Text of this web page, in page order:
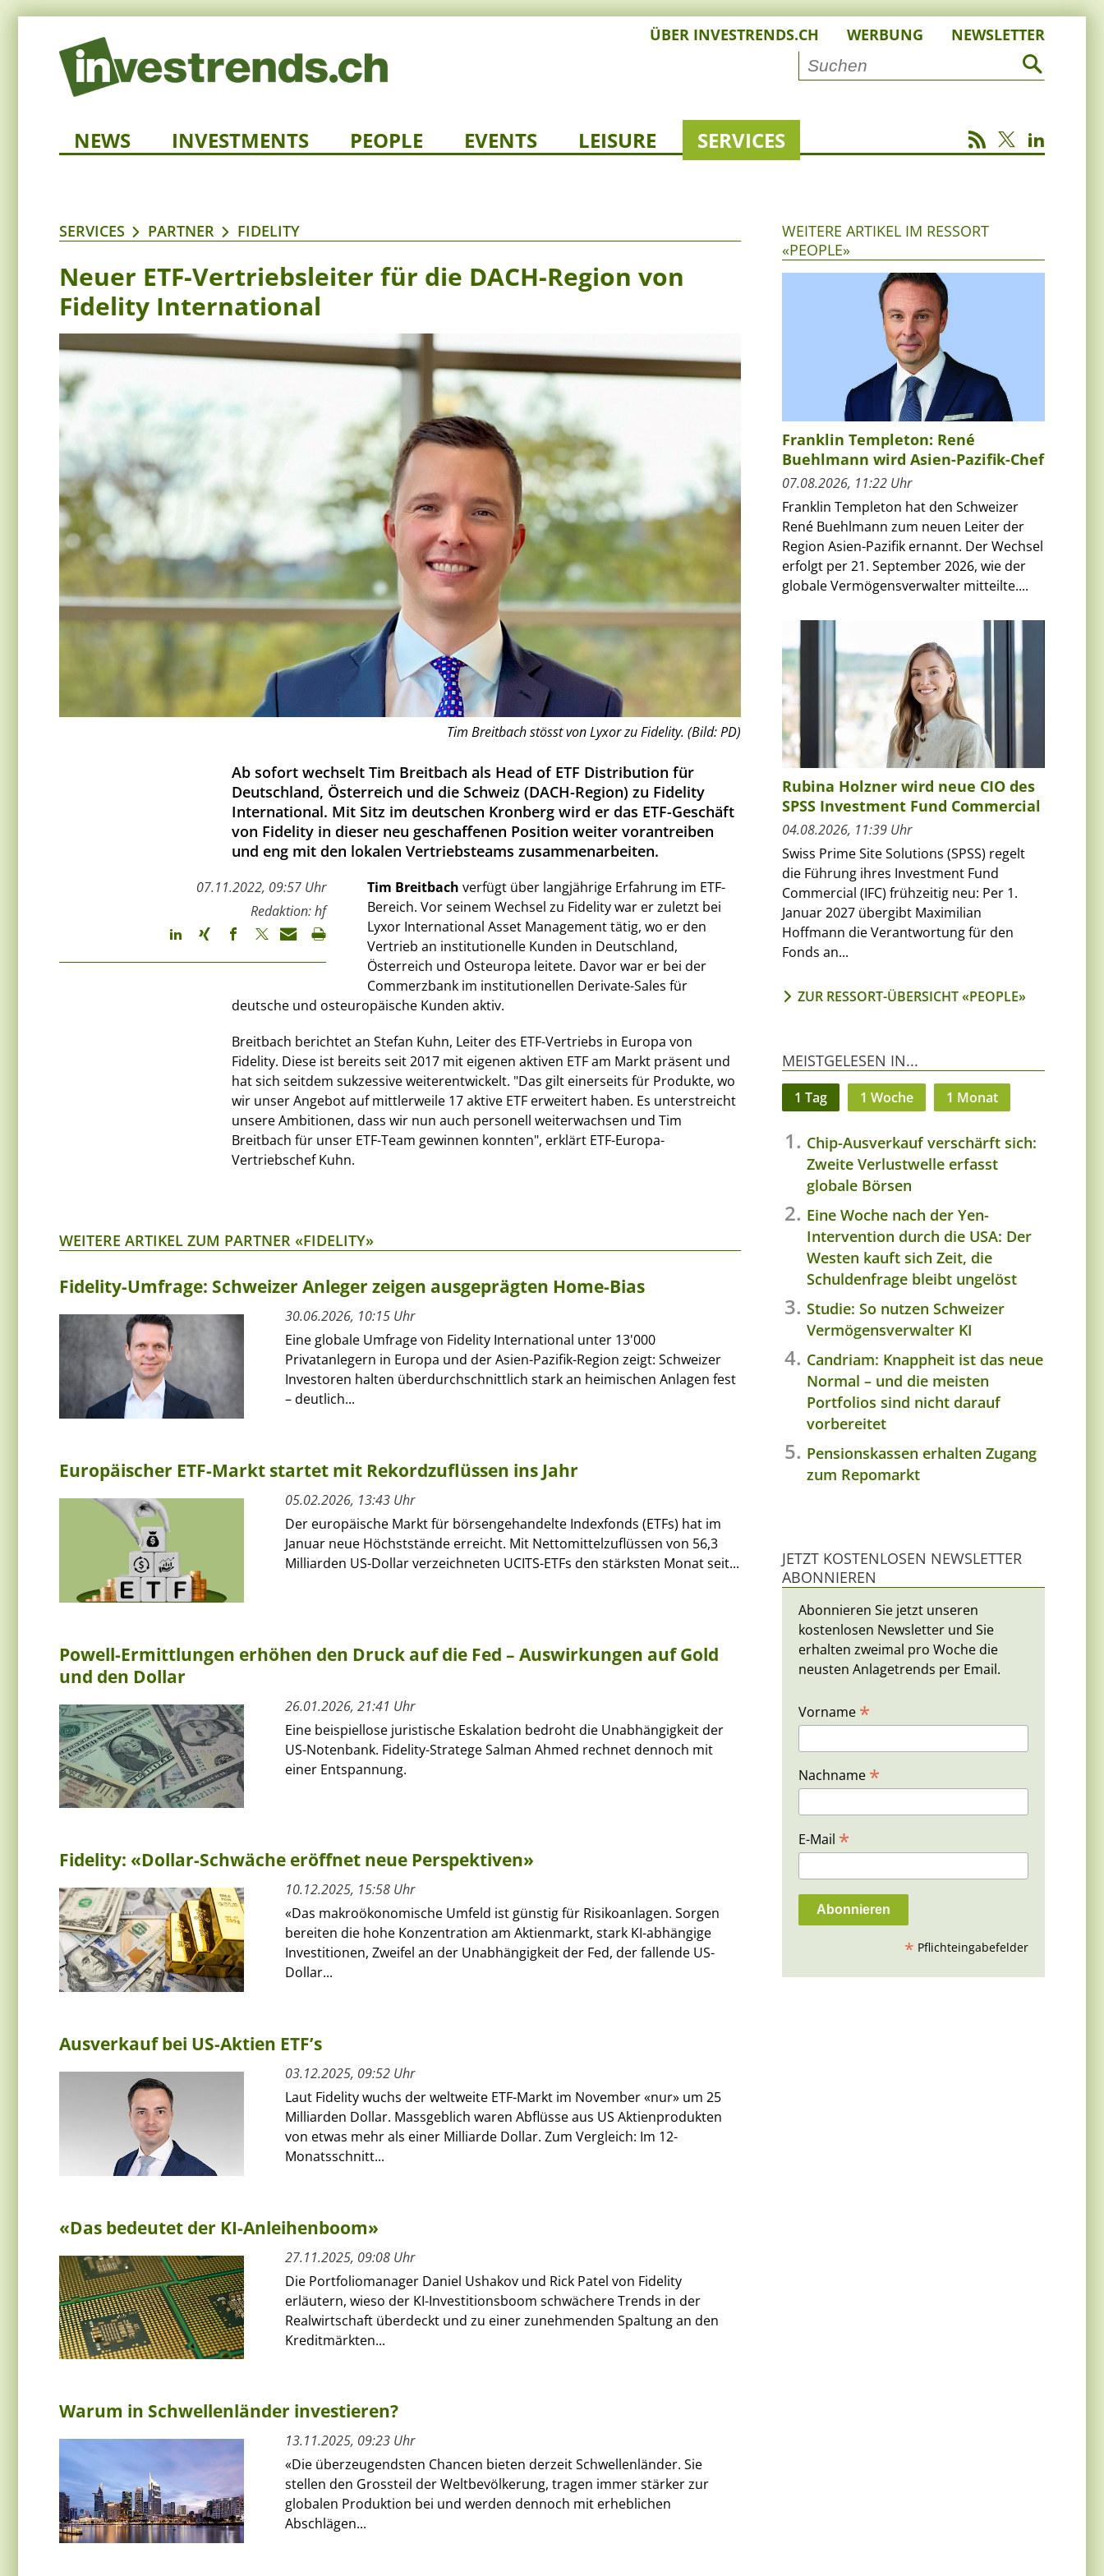
ÜBER INVESTRENDS.CH WERBUNG NEWSLETTER
NEWS INVESTMENTS PEOPLE EVENTS LEISURE SERVICES
SERVICES PARTNER FIDELITY
Neuer ETF-Vertriebsleiter für die DACH-Region von
Fidelity International
Tim Breitbach stösst von Lyxor zu Fidelity. (Bild: PD)
Ab sofort wechselt Tim Breitbach als Head of ETF Distribution für
Deutschland, Österreich und die Schweiz (DACH-Region) zu Fidelity
International. Mit Sitz im deutschen Kronberg wird er das ETF-Geschäft
von Fidelity in dieser neu geschaffenen Position weiter vorantreiben
und eng mit den lokalen Vertriebsteams zusammenarbeiten.
07.11.2022, 09:57 Uhr
Redaktion: hf
Tim Breitbach verfügt über langjährige Erfahrung im ETF-
Bereich. Vor seinem Wechsel zu Fidelity war er zuletzt bei
Lyxor International Asset Management tätig, wo er den
Vertrieb an institutionelle Kunden in Deutschland,
Österreich und Osteuropa leitete. Davor war er bei der
Commerzbank im institutionellen Derivate-Sales für
deutsche und osteuropäische Kunden aktiv.
Breitbach berichtet an Stefan Kuhn, Leiter des ETF-Vertriebs in Europa von
Fidelity. Diese ist bereits seit 2017 mit eigenen aktiven ETF am Markt präsent und
hat sich seitdem sukzessive weiterentwickelt. "Das gilt einerseits für Produkte, wo
wir unser Angebot auf mittlerweile 17 aktive ETF erweitert haben. Es unterstreicht
unsere Ambitionen, dass wir nun auch personell weiterwachsen und Tim
Breitbach für unser ETF-Team gewinnen konnten", erklärt ETF-Europa-
Vertriebschef Kuhn.
WEITERE ARTIKEL ZUM PARTNER «FIDELITY»
Fidelity-Umfrage: Schweizer Anleger zeigen ausgeprägten Home-Bias
30.06.2026, 10:15 Uhr
Eine globale Umfrage von Fidelity International unter 13'000
Privatanlegern in Europa und der Asien-Pazifik-Region zeigt: Schweizer
Investoren halten überdurchschnittlich stark an heimischen Anlagen fest
– deutlich...
Europäischer ETF-Markt startet mit Rekordzuflüssen ins Jahr
05.02.2026, 13:43 Uhr
Der europäische Markt für börsengehandelte Indexfonds (ETFs) hat im
Januar neue Höchststände erreicht. Mit Nettomittelzuflüssen von 56,3
Milliarden US-Dollar verzeichneten UCITS-ETFs den stärksten Monat seit...
Powell-Ermittlungen erhöhen den Druck auf die Fed – Auswirkungen auf Gold
und den Dollar
26.01.2026, 21:41 Uhr
Eine beispiellose juristische Eskalation bedroht die Unabhängigkeit der
US-Notenbank. Fidelity-Stratege Salman Ahmed rechnet dennoch mit
einer Entspannung.
Fidelity: «Dollar-Schwäche eröffnet neue Perspektiven»
10.12.2025, 15:58 Uhr
«Das makroökonomische Umfeld ist günstig für Risikoanlagen. Sorgen
bereiten die hohe Konzentration am Aktienmarkt, stark KI-abhängige
Investitionen, Zweifel an der Unabhängigkeit der Fed, der fallende US-
Dollar...
Ausverkauf bei US-Aktien ETF’s
03.12.2025, 09:52 Uhr
Laut Fidelity wuchs der weltweite ETF-Markt im November «nur» um 25
Milliarden Dollar. Massgeblich waren Abflüsse aus US Aktienprodukten
von etwas mehr als einer Milliarde Dollar. Zum Vergleich: Im 12-
Monatsschnitt...
«Das bedeutet der KI-Anleihenboom»
27.11.2025, 09:08 Uhr
Die Portfoliomanager Daniel Ushakov und Rick Patel von Fidelity
erläutern, wieso der KI-Investitionsboom schwächere Trends in der
Realwirtschaft überdeckt und zu einer zunehmenden Spaltung an den
Kreditmärkten...
Warum in Schwellenländer investieren?
13.11.2025, 09:23 Uhr
«Die überzeugendsten Chancen bieten derzeit Schwellenländer. Sie
stellen den Grossteil der Weltbevölkerung, tragen immer stärker zur
globalen Produktion bei und werden dennoch mit erheblichen
Abschlägen...
WEITERE ARTIKEL IM RESSORT
«PEOPLE»
Franklin Templeton: René
Buehlmann wird Asien-Pazifik-Chef
07.08.2026, 11:22 Uhr
Franklin Templeton hat den Schweizer
René Buehlmann zum neuen Leiter der
Region Asien-Pazifik ernannt. Der Wechsel
erfolgt per 21. September 2026, wie der
globale Vermögensverwalter mitteilte....
Rubina Holzner wird neue CIO des
SPSS Investment Fund Commercial
04.08.2026, 11:39 Uhr
Swiss Prime Site Solutions (SPSS) regelt
die Führung ihres Investment Fund
Commercial (IFC) frühzeitig neu: Per 1.
Januar 2027 übergibt Maximilian
Hoffmann die Verantwortung für den
Fonds an...
ZUR RESSORT-ÜBERSICHT «PEOPLE»
MEISTGELESEN IN...
1 Tag 1 Woche 1 Monat
Chip-Ausverkauf verschärft sich:
Zweite Verlustwelle erfasst
globale Börsen
Eine Woche nach der Yen-
Intervention durch die USA: Der
Westen kauft sich Zeit, die
Schuldenfrage bleibt ungelöst
Studie: So nutzen Schweizer
Vermögensverwalter KI
Candriam: Knappheit ist das neue
Normal – und die meisten
Portfolios sind nicht darauf
vorbereitet
Pensionskassen erhalten Zugang
zum Repomarkt
JETZT KOSTENLOSEN NEWSLETTER
ABONNIEREN
Abonnieren Sie jetzt unseren
kostenlosen Newsletter und Sie
erhalten zweimal pro Woche die
neusten Anlagetrends per Email.
Vorname *
Nachname *
E-Mail *
* Pflichteingabefelder